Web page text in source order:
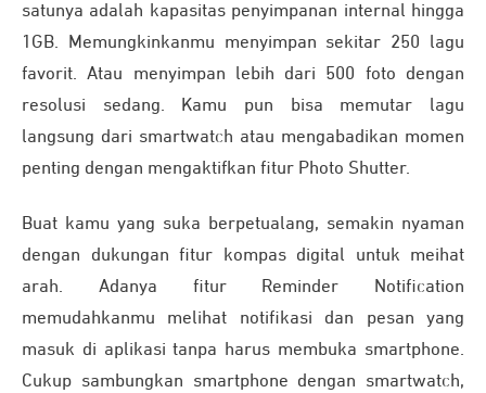
satunya adalah kapasitas penyimpanan internal hingga
1GB. Memungkinkanmu menyimpan sekitar 250 lagu
favorit. Atau menyimpan lebih dari 500 foto dengan
resolusi sedang. Kamu pun bisa memutar lagu
langsung dari smartwatch atau mengabadikan momen
penting dengan mengaktifkan fitur Photo Shutter.
Buat kamu yang suka berpetualang, semakin nyaman
dengan dukungan fitur kompas digital untuk meihat
arah. Adanya fitur Reminder Notification
memudahkanmu melihat notifikasi dan pesan yang
masuk di aplikasi tanpa harus membuka smartphone.
Cukup sambungkan smartphone dengan smartwatch,